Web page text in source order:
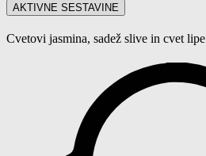
AKTIVNE SESTAVINE
Cvetovi jasmina, sadež slive in cvet lipe